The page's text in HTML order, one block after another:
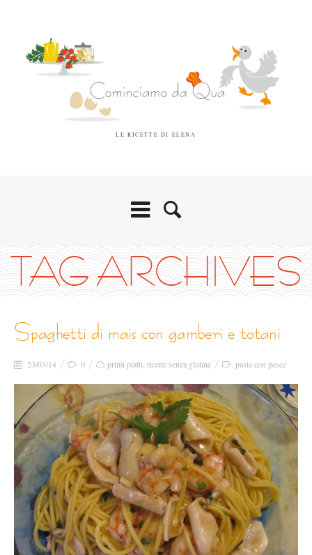
LE RICETTE DI ELENA
TAG ARCHIVES
spaghetti di mais con gamberi e totani
23/03/14 0 primi piatti ricette senza glutine pasta con pesce